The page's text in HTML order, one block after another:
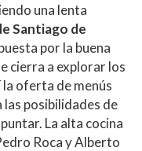
una lenta
Santiago de
por la buena
cierra a explorar los
la oferta de menús
posibilidades de
La alta cocina
Roca y Alberto